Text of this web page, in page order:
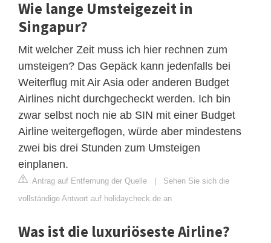
Wie lange Umsteigezeit in
Singapur?
Mit welcher Zeit muss ich hier rechnen zum
umsteigen? Das Gepäck kann jedenfalls bei
Weiterflug mit Air Asia oder anderen Budget
Airlines nicht durchgecheckt werden. Ich bin
zwar selbst noch nie ab SIN mit einer Budget
Airline weitergeflogen, würde aber mindestens
zwei bis drei Stunden zum Umsteigen
einplanen.
Antrag auf Entfernung der Quelle | Sehen Sie sich die
vollständige Antwort auf holidaycheck.de an
Was ist die luxuriöseste Airline?